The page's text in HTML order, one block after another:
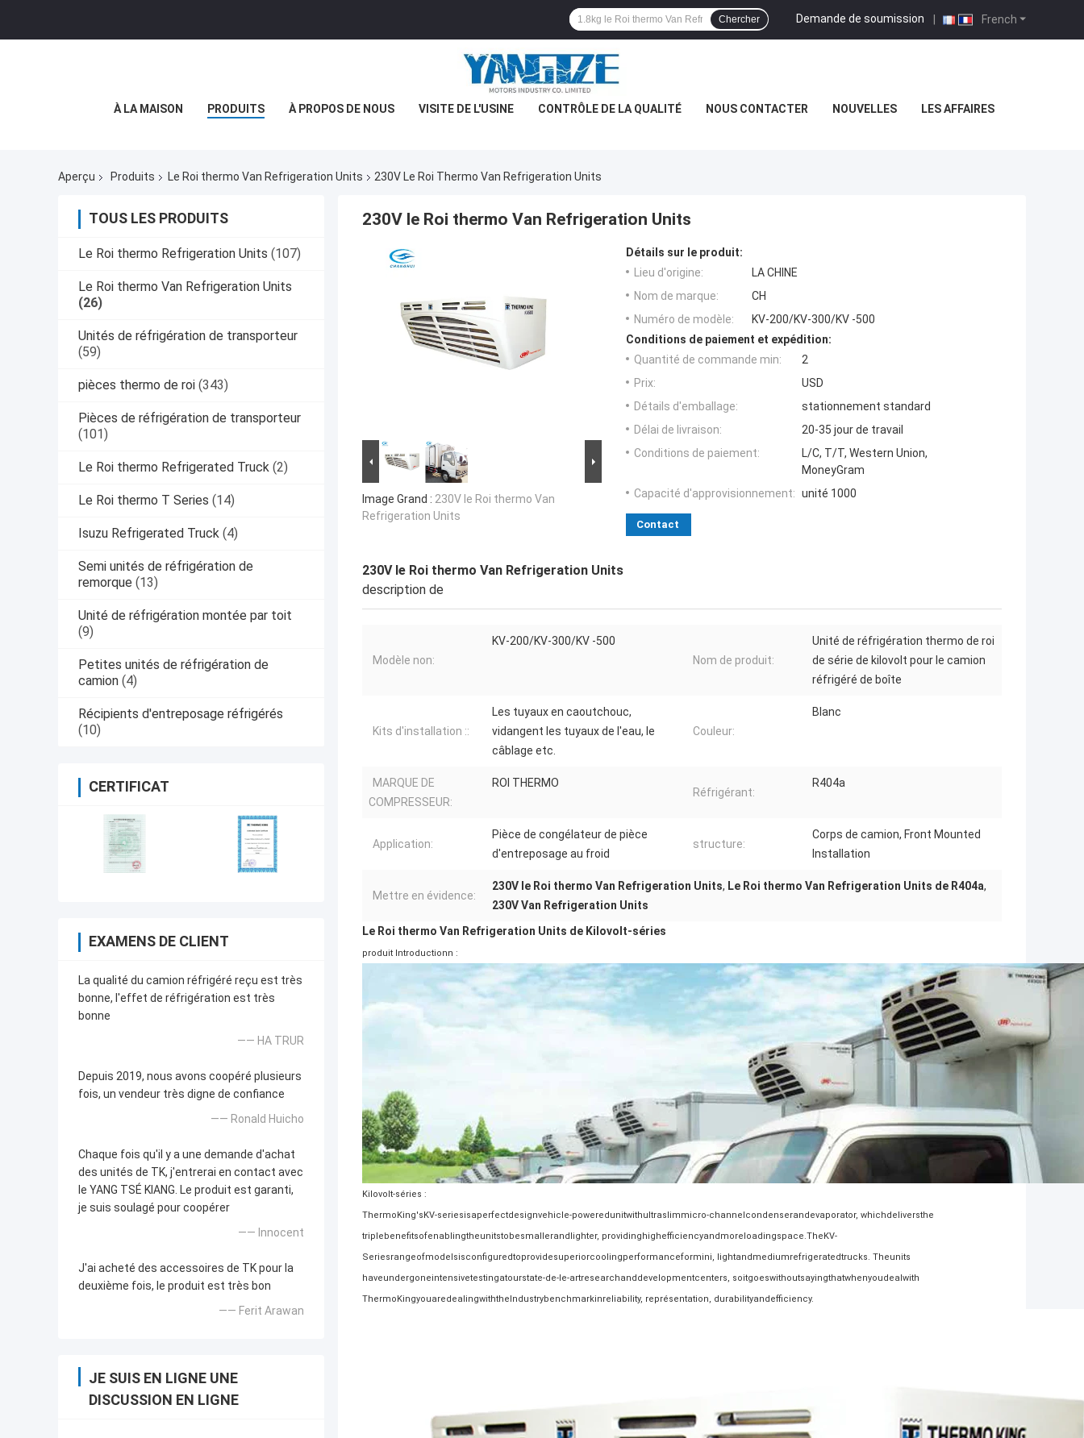
French
Demande de soumission |
Chercher
À LA MAISON PRODUITS À PROPOS DE NOUS VISITE DE L'USINE CONTRÔLE DE LA QUALITÉ NOUS CONTACTER NOUVELLES LES AFFAIRES
Aperçu Produits Le Roi thermo Van Refrigeration Units 230V Le Roi Thermo Van Refrigeration Units
TOUS LES PRODUITS
Le Roi thermo Refrigeration Units (107)
Le Roi thermo Van Refrigeration Units
(26)
Unités de réfrigération de transporteur
(59)
pièces thermo de roi (343)
Pièces de réfrigération de transporteur
(101)
Le Roi thermo Refrigerated Truck (2)
Le Roi thermo T Series (14)
Isuzu Refrigerated Truck (4)
Semi unités de réfrigération de
remorque (13)
Unité de réfrigération montée par toit
(9)
Petites unités de réfrigération de
camion (4)
Récipients d'entreposage réfrigérés
(10)
CERTIFICAT
EXAMENS DE CLIENT
La qualité du camion réfrigéré reçu est très
bonne, l'effet de réfrigération est très
bonne
—— HA TRUR
Depuis 2019, nous avons coopéré plusieurs
fois, un vendeur très digne de confiance
—— Ronald Huicho
Chaque fois qu'il y a une demande d'achat
des unités de TK, j'entrerai en contact avec
le YANG TSÉ KIANG. Le produit est garanti,
je suis soulagé pour coopérer
—— Innocent
J'ai acheté des accessoires de TK pour la
deuxième fois, le produit est très bon
—— Ferit Arawan
JE SUIS EN LIGNE UNE
DISCUSSION EN LIGNE
230V le Roi thermo Van Refrigeration Units
Image Grand : 230V le Roi thermo Van
Refrigeration Units
Détails sur le produit:
Lieu d'origine:
LA CHINE
Nom de marque:
CH
Numéro de modèle:
KV-200/KV-300/KV -500
Conditions de paiement et expédition:
Quantité de commande min:
2
Prix:
USD
Détails d'emballage:
stationnement standard
Délai de livraison:
20-35 jour de travail
Conditions de paiement:
L/C, T/T, Western Union,
MoneyGram
Capacité d'approvisionnement: unité 1000
Contact
230V le Roi thermo Van Refrigeration Units
description de
Modèle non:
KV-200/KV-300/KV -500
Nom de produit:
Unité de réfrigération thermo de roi
de série de kilovolt pour le camion
réfrigéré de boîte
Kits d'installation ::
Les tuyaux en caoutchouc,
vidangent les tuyaux de l'eau, le
câblage etc.
Couleur:
Blanc
MARQUE DE
COMPRESSEUR:
ROI THERMO
Réfrigérant:
R404a
Application:
Pièce de congélateur de pièce
d'entreposage au froid
structure:
Corps de camion, Front Mounted
Installation
Mettre en évidence:
230V le Roi thermo Van Refrigeration Units, Le Roi thermo Van Refrigeration Units de R404a,
230V Van Refrigeration Units
Le Roi thermo Van Refrigeration Units de Kilovolt-séries
produit Introductionn :
Kilovolt-séries :
ThermoKing'sKV-seriesisaperfectdesignvehicle-poweredunitwithultraslimmicro-channelcondenserandevaporator, whichdeliversthe
triplebenefitsofenablingtheunitstobesmallerandlighter, providinghighefficiencyandmoreloadingspace.TheKV-
Seriesrangeofmodelsisconfiguredtoprovidesuperiorcoolingperformanceformini, lightandmediumrefrigeratedtrucks. Theunits
haveundergoneintensivetestingatourstate-de-le-artresearchanddevelopmentcenters, soitgoeswithoutsayingthatwhenyoudealwith
ThermoKingyouaredealingwiththeIndustrybenchmarkinreliability, représentation, durabilityandefficiency.